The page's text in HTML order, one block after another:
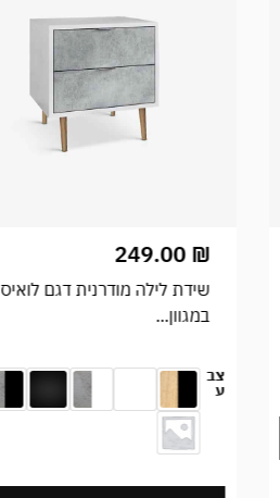
249.00 ₪
שידת לילה מודרנית דגם לואיס
במגוון...
צב
ע